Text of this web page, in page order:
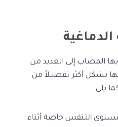
المصاب إلى العديد من
بشكل أكثر تفصيلاً من
يلي:
التنفس خاصة أثناء